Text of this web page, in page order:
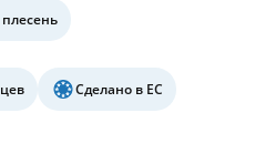
Сделано в ЕС